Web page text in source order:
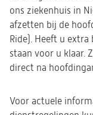
ons ziekenhuis in
afzetten bij de
Ride). Heeft u
staan voor u klaar.
direct na
Voor actuele